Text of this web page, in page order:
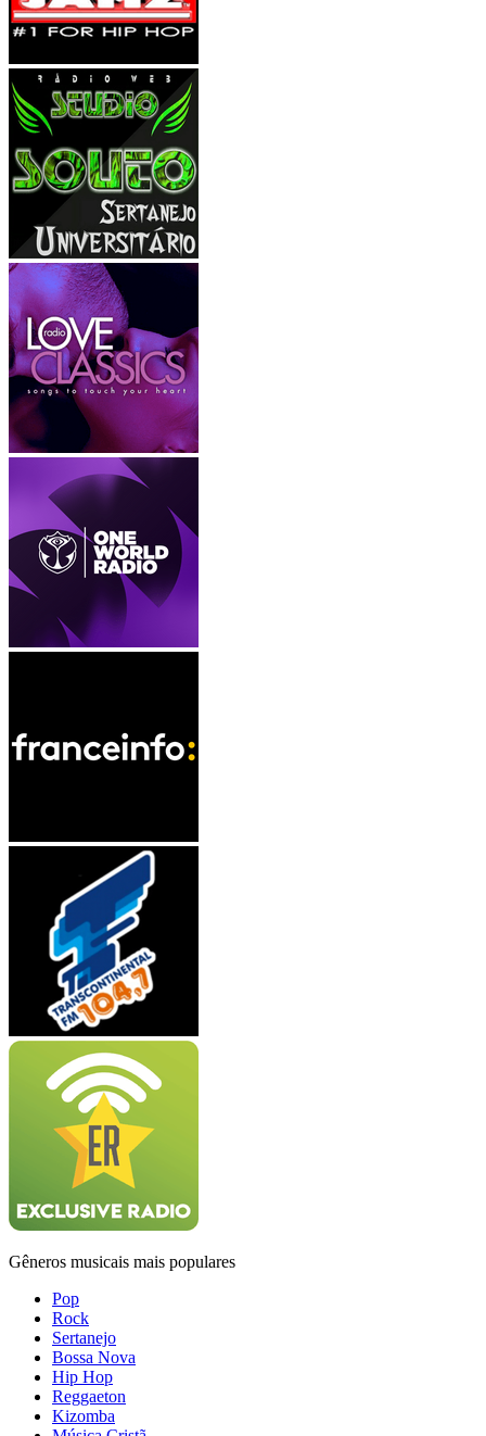
Gêneros musicais mais populares
Pop
Rock
Sertanejo
Bossa Nova
Hip Hop
Reggaeton
Kizomba